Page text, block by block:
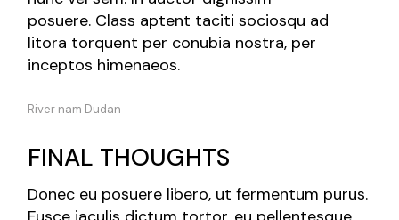
posuere. Class aptent taciti sociosqu ad
litora torquent per conubia nostra, per
inceptos himenaeos.
River nam Dudan
FINAL THOUGHTS
Donec eu posuere libero, ut fermentum purus.